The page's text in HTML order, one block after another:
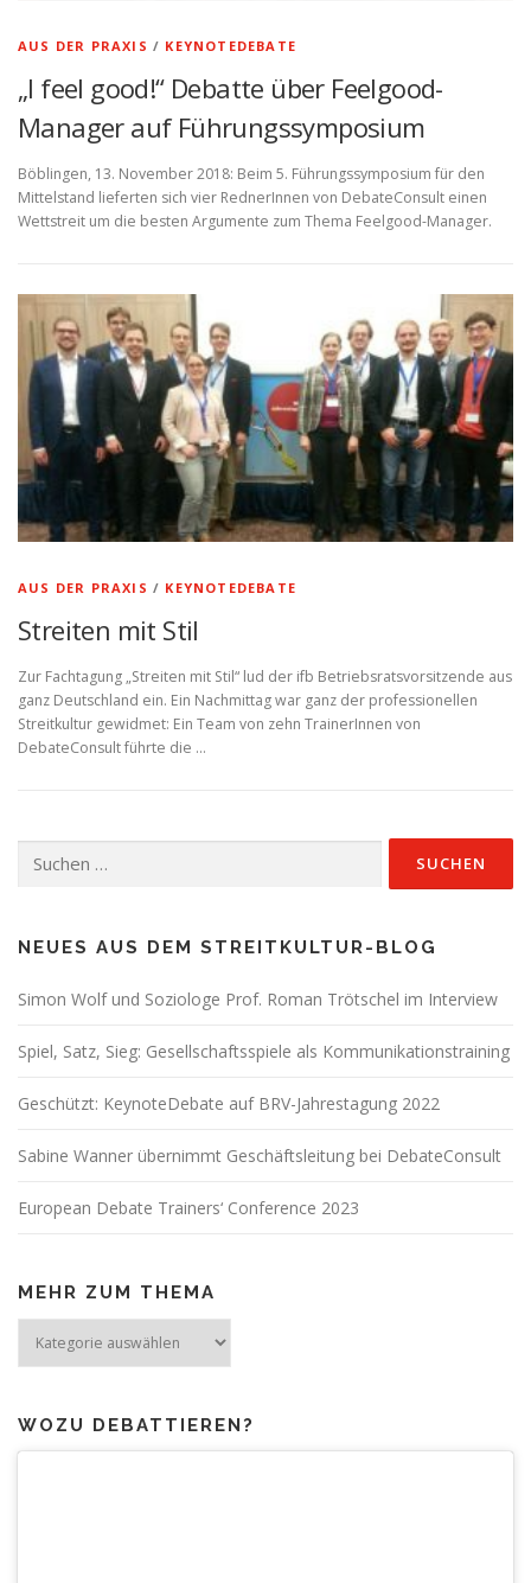
AUS DER PRAXIS / KEYNOTEDEBATE
„I feel good!“ Debatte über Feelgood-
Manager auf Führungssymposium
Böblingen, 13. November 2018: Beim 5. Führungssymposium für den
Mittelstand lieferten sich vier RednerInnen von DebateConsult einen
Wettstreit um die besten Argumente zum Thema Feelgood-Manager.
AUS DER PRAXIS / KEYNOTEDEBATE
Streiten mit Stil
Zur Fachtagung „Streiten mit Stil“ lud der ifb Betriebsratsvorsitzende aus
ganz Deutschland ein. Ein Nachmittag war ganz der professionellen
Streitkultur gewidmet: Ein Team von zehn TrainerInnen von
DebateConsult führte die …
nach:
NEUES AUS DEM STREITKULTUR-BLOG
Simon Wolf und Soziologe Prof. Roman Trötschel im Interview
Spiel, Satz, Sieg: Gesellschaftsspiele als Kommunikationstraining
Geschützt: KeynoteDebate auf BRV-Jahrestagung 2022
Sabine Wanner übernimmt Geschäftsleitung bei DebateConsult
European Debate Trainers‘ Conference 2023
MEHR ZUM THEMA
zum
WOZU DEBATTIEREN?